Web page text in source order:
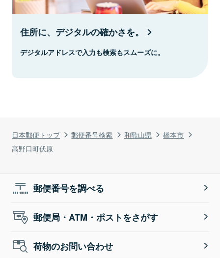
日本郵便トップ 郵便番号検索 和歌山県
橋本市
高野口町伏原
住所に、デジタルの確かさを。
デジタルアドレスで入力も検索もスムーズに。
郵便番号を調べる
郵便局・ATM・ポストをさがす
荷物のお問い合わせ